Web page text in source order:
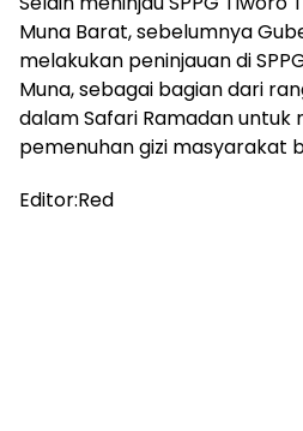
Muna Barat, sebelumnya
melakukan peninjauan di
Muna, sebagai bagian dari
dalam Safari Ramadan
pemenuhan gizi masyarakat
Editor:Red